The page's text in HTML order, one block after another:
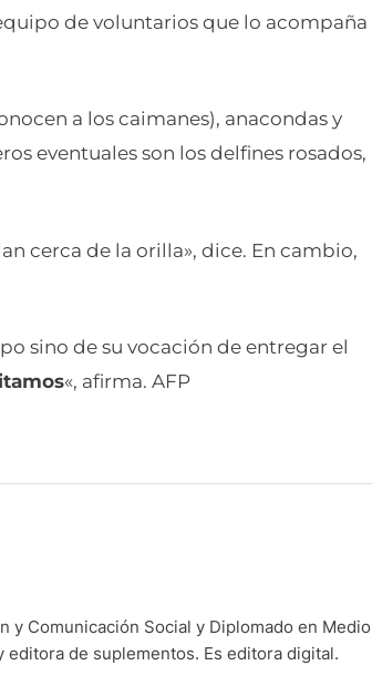
de voluntarios que lo acompaña
a los caimanes), anacondas y
eventuales son los delfines rosados,
cerca de la orilla», dice. En cambio,
sino de su vocación de entregar el
«, afirma. AFP
y Comunicación Social y Diplomado en Medio
de suplementos. Es editora digital.